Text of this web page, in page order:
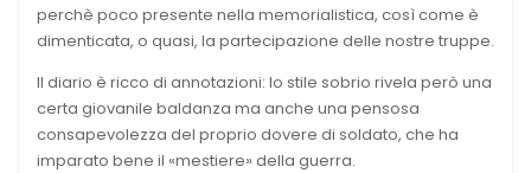
perchè poco presente nella memorialistica, così come è
dimenticata, o quasi, la partecipazione delle nostre truppe.
Il diario è ricco di annotazioni: lo stile sobrio rivela però una
certa giovanile baldanza ma anche una pensosa
consapevolezza del proprio dovere di soldato, che ha
imparato bene il «mestiere» della guerra.